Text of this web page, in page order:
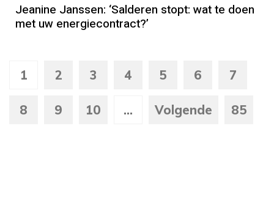
Jeanine Janssen: ‘Salderen stopt: wat te doen
met uw energiecontract?’
1 2 3 4 5 6 7
8 9 10 ... Volgende 85